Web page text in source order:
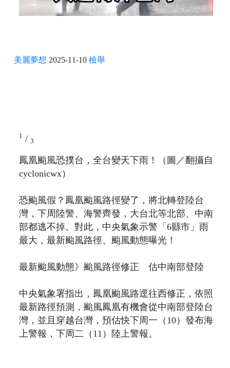
美麗夢想 2025-11-10 檢舉
1 / 3
鳳凰颱風恐撲台，全台變天下雨！（圖／翻攝自
cyclonicwx）
恐颱風假？鳳凰颱風路徑變了，將北轉登陸台
灣，下周陸警、海警齊發，大台北等北部、中南
部都逃不掉。對此，中央氣象示警「6縣市」雨
最大，最新颱風路徑、颱風動態曝光！
最新颱風動態》颱風路徑修正 估中南部登陸
中央氣象署指出，鳳凰颱風路逕往西修正，依照
最新路徑預測，颱風鳳凰有機會從中南部登陸台
灣，並且穿越台灣，預估快下周一（10）發布海
上警報，下周二（11）陸上警報。